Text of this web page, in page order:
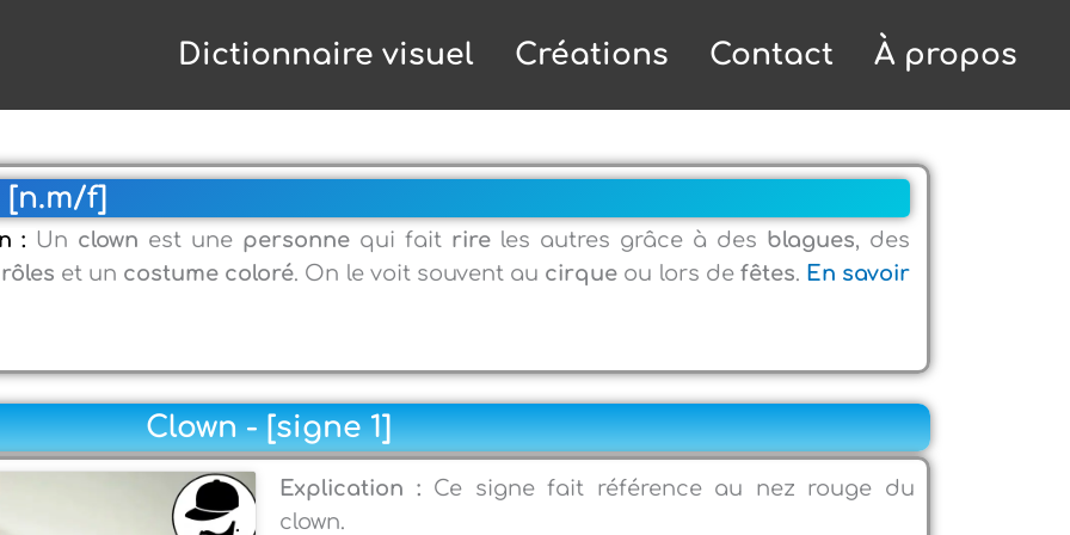
Dictionnaire visuel Créations Contact À propos
[n.m/f]
: Un clown est une personne qui fait rire les autres grâce à des blagues, des
et un costume coloré. On le voit souvent au cirque ou lors de fêtes. En savoir
Clown - [signe 1]
Explication : Ce signe fait référence au nez rouge du
clown.